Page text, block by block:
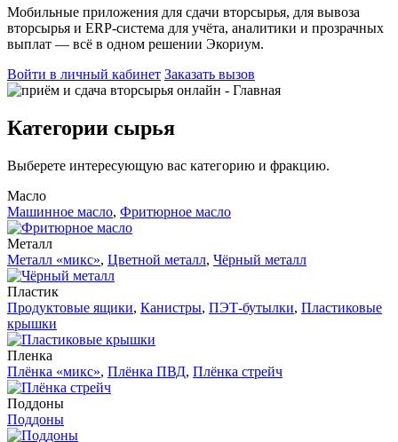
Мобильные приложения для сдачи вторсырья, для вывоза
вторсырья и ERP‑система для учёта, аналитики и прозрачных
выплат — всё в одном решении Экориум.
Войти в личный кабинет Заказать вызов
Категории сырья
Выберете интересующую вас категорию и фракцию.
Масло
Машинное масло, Фритюрное масло
Металл
Металл «микс», Цветной металл, Чёрный металл
Пластик
Продуктовые ящики, Канистры, ПЭТ-бутылки, Пластиковые
крышки
Пленка
Плёнка «микс», Плёнка ПВД, Плёнка стрейч
Поддоны
Поддоны